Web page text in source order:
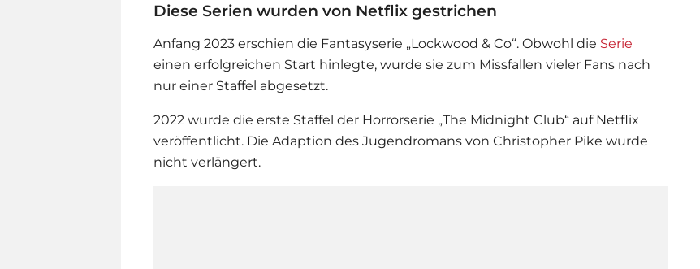
Diese Serien wurden von Netflix gestrichen
Anfang 2023 erschien die Fantasyserie „Lockwood & Co“. Obwohl die Serie
einen erfolgreichen Start hinlegte, wurde sie zum Missfallen vieler Fans nach
nur einer Staffel abgesetzt.
2022 wurde die erste Staffel der Horrorserie „The Midnight Club“ auf Netflix
veröffentlicht. Die Adaption des Jugendromans von Christopher Pike wurde
nicht verlängert.